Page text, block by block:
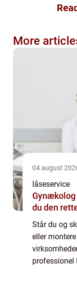
More
04 august
låseservice
Gynækolog
du den
Står du og
eller
professionel